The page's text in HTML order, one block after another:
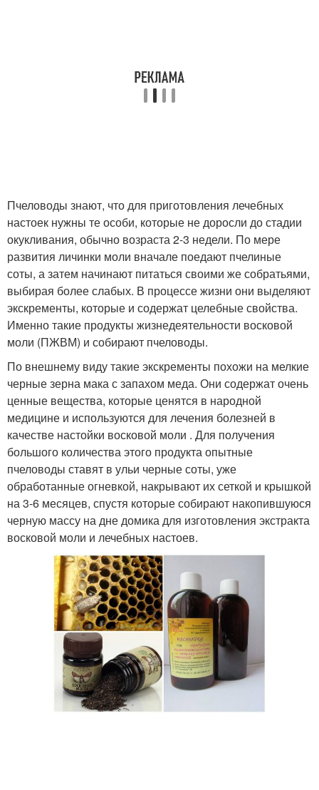
Пчеловоды знают, что для приготовления лечебных
настоек нужны те особи, которые не доросли до стадии
окукливания, обычно возраста 2-3 недели. По мере
развития личинки моли вначале поедают пчелиные
соты, а затем начинают питаться своими же собратьями,
выбирая более слабых. В процессе жизни они выделяют
экскременты, которые и содержат целебные свойства.
Именно такие продукты жизнедеятельности восковой
моли (ПЖВМ) и собирают пчеловоды.
По внешнему виду такие экскременты похожи на мелкие
черные зерна мака с запахом меда. Они содержат очень
ценные вещества, которые ценятся в народной
медицине и используются для лечения болезней в
качестве настойки восковой моли . Для получения
большого количества этого продукта опытные
пчеловоды ставят в ульи черные соты, уже
обработанные огневкой, накрывают их сеткой и крышкой
на 3-6 месяцев, спустя которые собирают накопившуюся
черную массу на дне домика для изготовления экстракта
восковой моли и лечебных настоев.